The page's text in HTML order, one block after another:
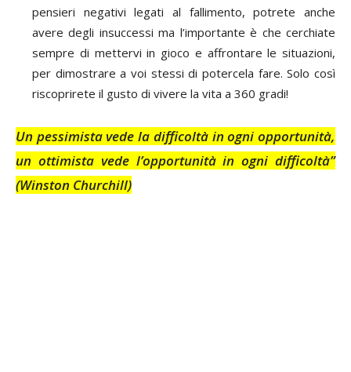
pensieri negativi legati al fallimento, potrete anche
avere degli insuccessi ma l’importante è che cerchiate
sempre di mettervi in gioco e affrontare le situazioni,
per dimostrare a voi stessi di potercela fare. Solo così
riscoprirete il gusto di vivere la vita a 360 gradi!
Un pessimista vede la difficoltà in ogni opportunità,
un ottimista vede l’opportunità in ogni difficoltà”
(Winston Churchill)